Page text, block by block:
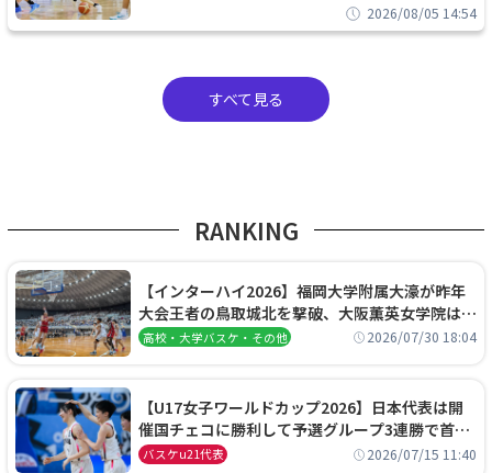
2026/08/05 14:54
すべて見る
RANKING
【インターハイ2026】福岡大学附属大濠が昨年
大会王者の鳥取城北を撃破、大阪薫英女学院は岐
阜女子に完勝、大会3日目試合結果
高校・大学バスケ・その他 2026/07/30 18:04
【U17女子ワールドカップ2026】日本代表は開
催国チェコに勝利して予選グループ3連勝で首位
通過！準々決勝の相手はエジプトに決定
バスケu21代表 2026/07/15 11:40